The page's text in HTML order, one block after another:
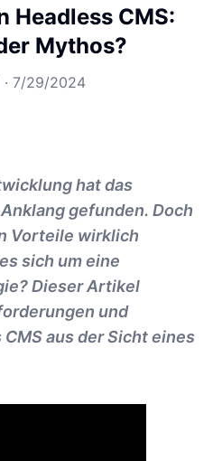
Headless CMS:
Mythos?
· 7/29/2024
hat das
gefunden. Doch
Vorteile wirklich
sich um eine
Dieser Artikel
und
aus der Sicht eines